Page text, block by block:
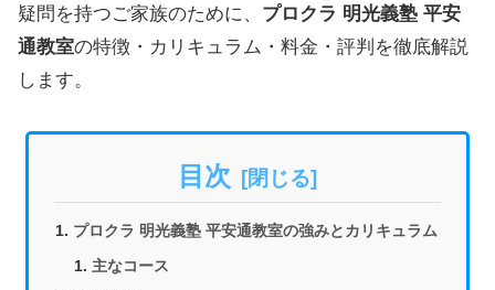
疑問を持つご家族のために、 プロクラ 明光義塾 平安
通教室の特徴・カリキュラム・料金・評判を徹底解説
します。
目次
プロクラ 明光義塾 平安通教室の強みとカリキュラム
主なコース